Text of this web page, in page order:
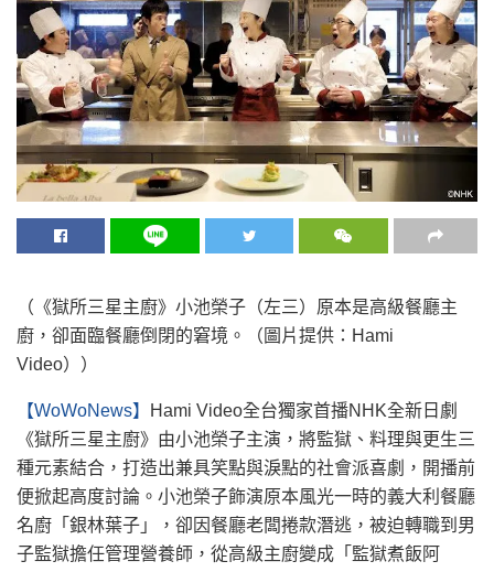
（《獄所三星主廚》小池榮子（左三）原本是高級餐廳主
廚，卻面臨餐廳倒閉的窘境。（圖片提供：Hami
Video））
【WoWoNews】
Hami Video全台獨家首播NHK全新日劇
《獄所三星主廚》由小池榮子主演，將監獄、料理與更生三
種元素結合，打造出兼具笑點與淚點的社會派喜劇，開播前
便掀起高度討論。小池榮子飾演原本風光一時的義大利餐廳
名廚「銀林葉子」，卻因餐廳老闆捲款潛逃，被迫轉職到男
子監獄擔任管理營養師，從高級主廚變成「監獄煮飯阿